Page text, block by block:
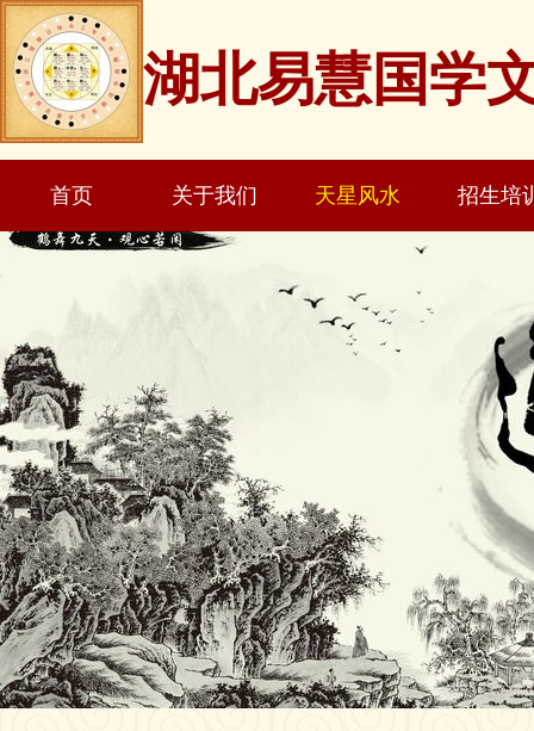
湖北易慧国学
首页 关于我们 天星风水 招生培